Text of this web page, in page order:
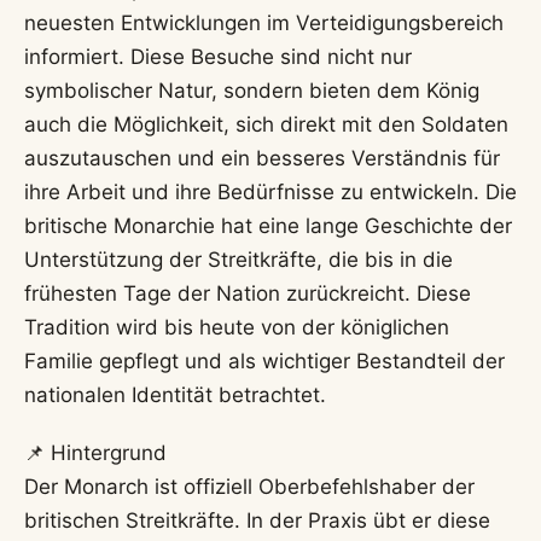
neuesten Entwicklungen im Verteidigungsbereich
informiert. Diese Besuche sind nicht nur
symbolischer Natur, sondern bieten dem König
auch die Möglichkeit, sich direkt mit den Soldaten
auszutauschen und ein besseres Verständnis für
ihre Arbeit und ihre Bedürfnisse zu entwickeln. Die
britische Monarchie hat eine lange Geschichte der
Unterstützung der Streitkräfte, die bis in die
frühesten Tage der Nation zurückreicht. Diese
Tradition wird bis heute von der königlichen
Familie gepflegt und als wichtiger Bestandteil der
nationalen Identität betrachtet.
📌 Hintergrund
Der Monarch ist offiziell Oberbefehlshaber der
britischen Streitkräfte. In der Praxis übt er diese